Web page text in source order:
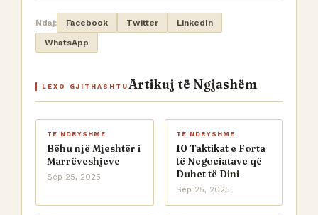
Ndaj: Facebook Twitter
LinkedIn
WhatsApp
LEXO GJITHASHTU Artikuj të Ngjashëm
TË NDRYSHME
Bëhu një Mjeshtër i
Marrëveshjeve
Sep 25, 2025
TË NDRYSHME
10 Taktikat e Forta
të Negociatave që
Duhet të Dini
Sep 25, 2025